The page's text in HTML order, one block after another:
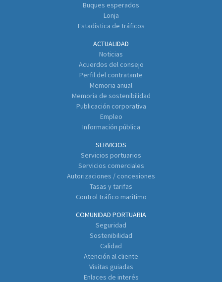
Buques esperados
Lonja
Estadística de tráficos
ACTUALIDAD
Noticias
Acuerdos del consejo
Perfil del contratante
Memoria anual
Memoria de sostenibilidad
Publicación corporativa
Empleo
Información pública
SERVICIOS
Servicios portuarios
Servicios comerciales
Autorizaciones / concesiones
Tasas y tarifas
Control tráfico marítimo
COMUNIDAD PORTUARIA
Seguridad
Sostenibilidad
Calidad
Atención al cliente
Visitas guiadas
Enlaces de interés